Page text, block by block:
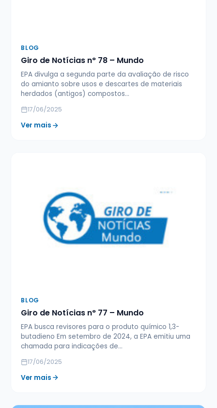
BLOG
Giro de Notícias n° 78 – Mundo
EPA divulga a segunda parte da avaliação de risco
do amianto sobre usos e descartes de materiais
herdados (antigos) compostos…
17/06/2025
Ver mais
BLOG
Giro de Notícias n° 77 – Mundo
EPA busca revisores para o produto químico 1,3-
butadieno Em setembro de 2024, a EPA emitiu uma
chamada para indicações de…
17/06/2025
Ver mais